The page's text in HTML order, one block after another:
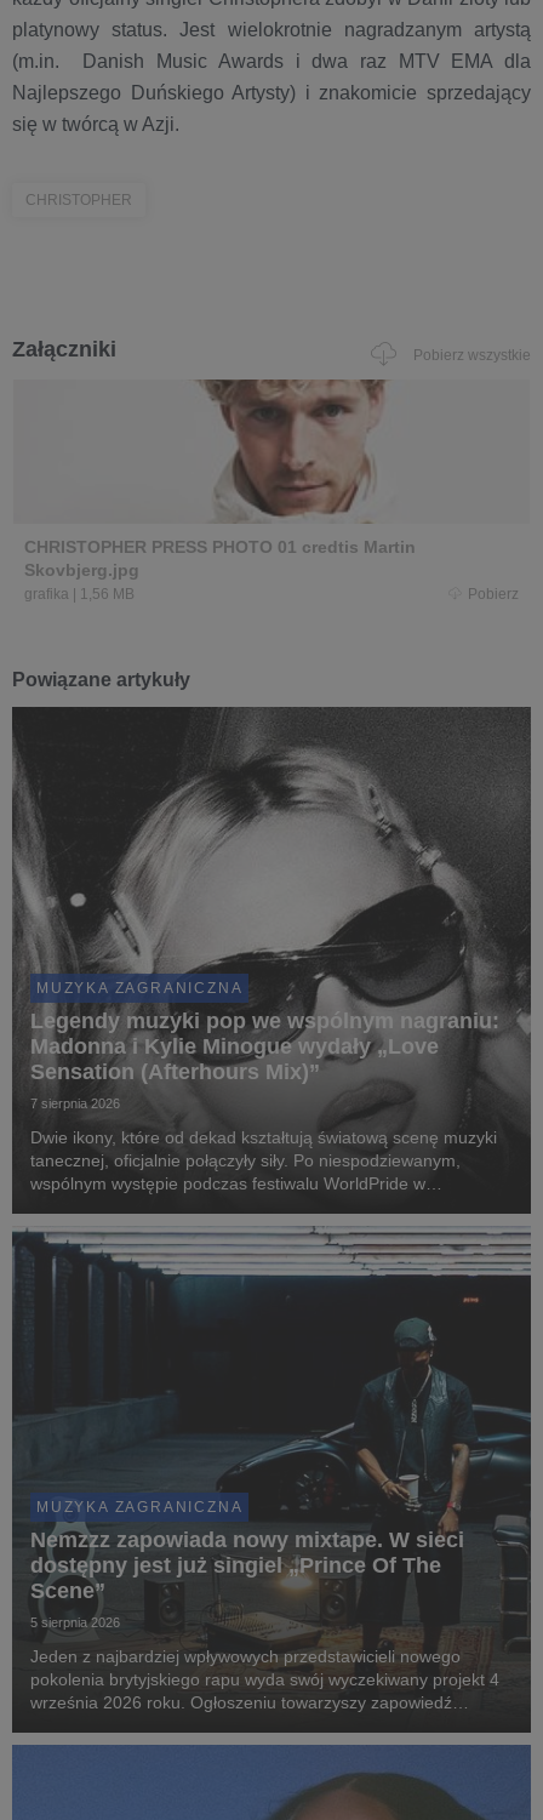
platynowy status. Jest wielokrotnie nagradzanym artystą
(m.in. Danish Music Awards i dwa raz MTV EMA dla
Najlepszego Duńskiego Artysty) i znakomicie sprzedający
się w twórcą w Azji.
CHRISTOPHER
Załączniki Pobierz wszystkie
CHRISTOPHER PRESS PHOTO 01 credtis Martin
Skovbjerg.jpg
grafika 1,56 MB Pobierz
Powiązane artykuły
MUZYKA ZAGRANICZNA
Legendy muzyki pop we wspólnym nagraniu:
Madonna i Kylie Minogue wydały „Love
Sensation (Afterhours Mix)”
7 sierpnia 2026
Dwie ikony, które od dekad kształtują światową scenę muzyki
tanecznej, oficjalnie połączyły siły. Po niespodziewanym,
wspólnym występie podczas festiwalu WorldPride w
Sensation (Afterhours Mix)”.
MUZYKA ZAGRANICZNA
Nemzzz zapowiada nowy mixtape. W sieci
dostępny jest już singiel „Prince Of The
Scene”
5 sierpnia 2026
Jeden z najbardziej wpływowych przedstawicieli nowego
pokolenia brytyjskiego rapu wyda swój wyczekiwany projekt 4
września 2026 roku. Ogłoszeniu towarzyszy zapowiedź